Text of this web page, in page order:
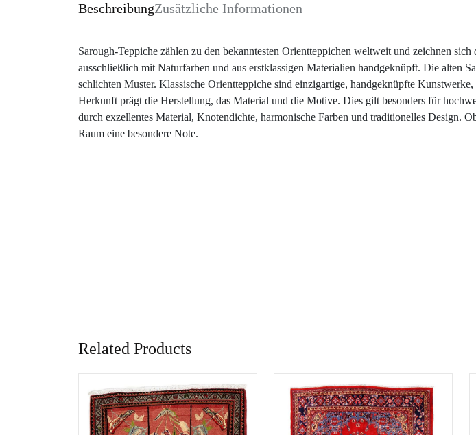
BeschreibungZusätzliche Informationen
Sarough-Teppiche zählen zu den bekanntesten Orientteppichen weltweit und zeichnen
ausschließlich mit Naturfarben und aus erstklassigen Materialien handgeknüpft. Die alten
schlichten Muster. Klassische Orientteppiche sind einzigartige, handgeknüpfte
Herkunft prägt die Herstellung, das Material und die Motive. Dies gilt besonders für
durch exzellentes Material, Knotendichte, harmonische Farben und traditionelles Design.
Raum eine besondere Note.
Related Products